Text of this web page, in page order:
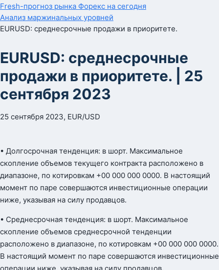
Fresh-прогноз рынка Форекс на сегодня
Анализ маржинальных уровней
EURUSD: среднесрочные продажи в приоритете.
EURUSD: среднесрочные
продажи в приоритете. | 25
сентября 2023
25 сентября 2023, EUR/USD
• Долгосрочная тенденция: в шорт. Максимальное
скопление объемов текущего контракта расположено в
диапазоне, по котировкам +00 000 000 0000. В настоящий
момент по паре совершаются инвестиционные операции
ниже, указывая на силу продавцов.
• Среднесрочная тенденция: в шорт. Максимальное
скопление объемов среднесрочной тенденции
расположено в диапазоне, по котировкам +00 000 000 0000.
В настоящий момент по паре совершаются инвестиционные